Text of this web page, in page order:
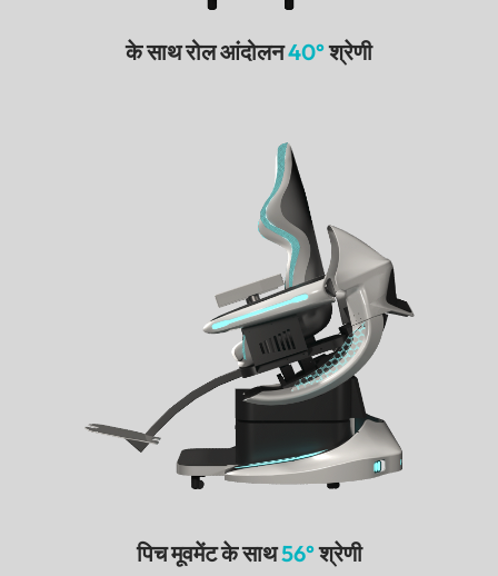
के साथ रोल आंदोलन40°श्रेणी
पिच मूवमेंट के साथ56°श्रेणी